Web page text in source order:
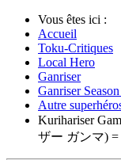
Vous êtes ici :
Accueil
Toku-Critiques
Local Hero
Ganriser
Ganriser
Autre
Kurihariser
ザー ガンマ) =